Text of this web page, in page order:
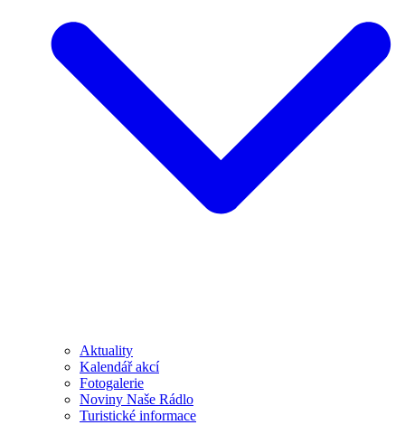
Aktuality
Kalendář akcí
Fotogalerie
Noviny Naše Rádlo
Turistické informace